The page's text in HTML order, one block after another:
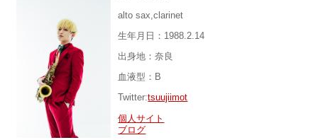
alto sax,clarinet
生年月日：1988.2.14
出身地：奈良
血液型：B
Twitter:tsuujiimot
個人サイト
ブログ